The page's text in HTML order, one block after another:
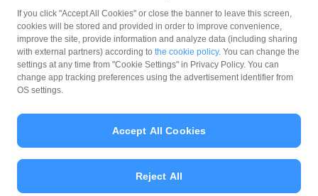
勧誘方針
マネロン等基本方針
カスタマーハラスメントに関する当社の考え方
© PayPay Corporation
If you click "Accept All Cookies" or close the banner to leave this screen,
cookies will be stored and provided in order to improve convenience,
improve the site, provide information and analyze data (including sharing
with external partners) according to the cookie policy. You can change the
settings at any time from "Cookie Settings" in Privacy Policy. You can
change app tracking preferences using the advertisement identifier from
OS settings.
Reject All
Accept All Cookies